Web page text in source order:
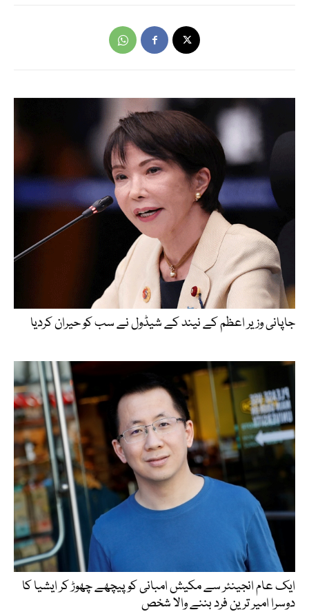
جاپانی وزیر اعظم کے نیند کے شیڈول نے سب کو حیران کردیا
ایک عام انجینئر سے مکیش امبانی کو پیچھے چھوڑ کر ایشیا کا
دوسرا امیر ترین فرد بننے والا شخص